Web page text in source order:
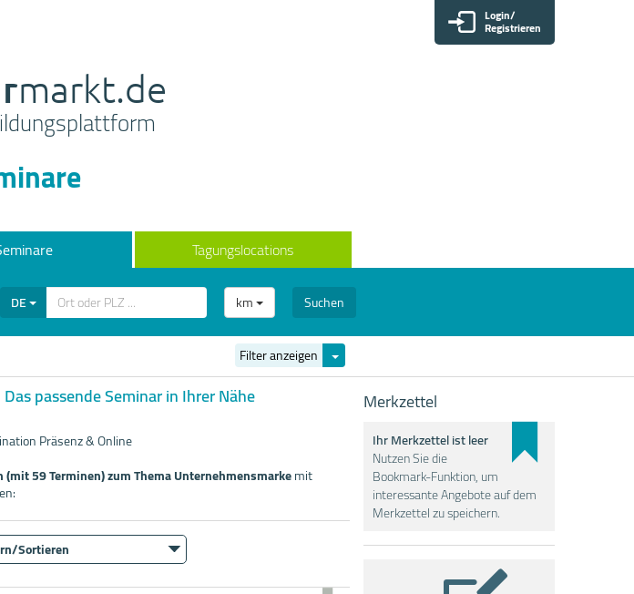
Login/
Registrieren
markt.de
Tagungslocations
DE km Suchen
Filter anzeigen
Filter
ein-/ausblenden
passende Seminar in Ihrer Nähe
Präsenz & Online
(mit 59 Terminen) zum Thema Unternehmensmarkemit
Sortieren
Merkzettel
Ihr Merkzettel ist leer
Nutzen Sie die
Bookmark-Funktion, um
interessante Angebote auf dem
Merkzettel zu speichern.